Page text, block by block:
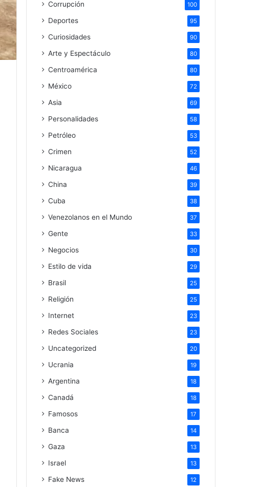
Corrupción 100
Deportes 95
Curiosidades 90
Arte y Espectáculo 80
Centroamérica 80
México 72
Asia 69
Personalidades 58
Petróleo 53
Crimen 52
Nicaragua 46
China 39
Cuba 38
Venezolanos en el Mundo 37
Gente 33
Negocios 30
Estilo de vida 29
Brasil 25
Religión 25
Internet 23
Redes Sociales 23
Uncategorized 20
Ucrania 19
Argentina 18
Canadá 18
Famosos 17
Banca 14
Gaza 13
Israel 13
Fake News 12